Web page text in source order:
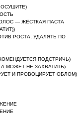
— ЖЁСТКАЯ ПАСТА
РОСТА, УДАЛЯТЬ ПО
ПОДСТРИЧЬ)
МОЖЕТ НЕ ЗАХВАТИТЬ)
И ПРОВОЦИРУЕТ ОБЛОМ)